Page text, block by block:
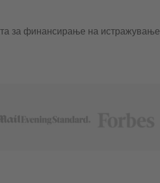
за финансирање на истражување